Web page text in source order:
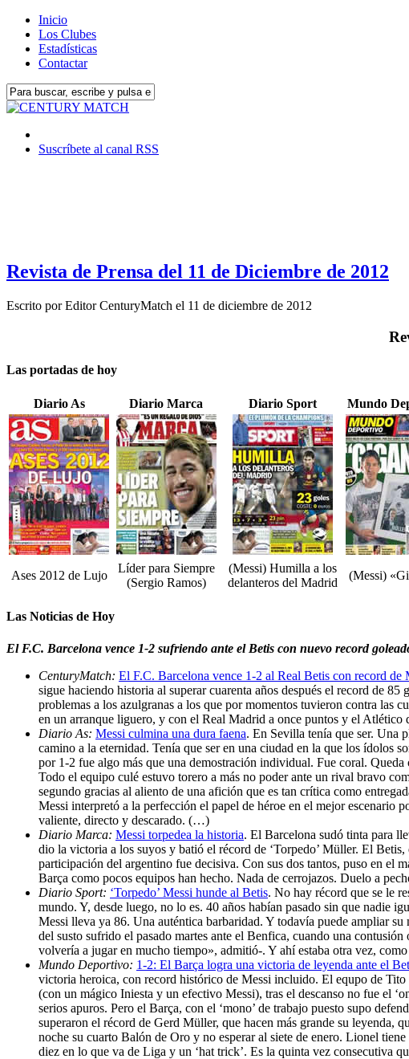
Inicio
Los Clubes
Estadísticas
Contactar
Suscríbete al canal RSS
Revista de Prensa del 11 de Diciembre de 2012
Escrito porEditor CenturyMatch el 11 de diciembre de 2012
Las portadas de hoy
Diario As Diario Marca Diario Sport Mundo
Ases 2012 de Lujo
Líder para Siempre
(Sergio Ramos)
(Messi) Humilla a los
delanteros del Madrid
(Messi)
Las Noticias de Hoy
El F.C. Barcelona vence 1-2 sufriendo ante el Betis con nuevo record
CenturyMatch: El F.C. Barcelona vence 1-2 al Real Betis con record de
sigue haciendo historia al superar cuarenta años después el record de
problemas a los azulgranas a los que por momentos tuvieron contra las
en un arranque liguero, y con el Real Madrid a once puntos y el
Diario As: Messi culmina una dura faena. En Sevilla tenía que ser. Una
camino a la eternidad. Tenía que ser en una ciudad en la que los ídolos
por 1-2 fue algo más que una demostración individual. Fue coral.
Todo el equipo culé estuvo torero a más no poder ante un rival bravo
segundo gracias al aliento de una afición que es tan crítica como
Messi interpretó a la perfección el papel de héroe en el mejor
valiente, directo y descarado. (…)
Diario Marca: Messi torpedea la historia. El Barcelona sudó tinta para
dio la victoria a los suyos y batió el récord de ‘Torpedo’ Müller. El
participación del argentino fue decisiva. Con sus dos tantos, puso en el
Barça como pocos equipos han hecho. Nada de cerrojazos. Duelo a
Diario Sport: ‘Torpedo’ Messi hunde al Betis. No hay récord que se le
mundo. Y, desde luego, no lo es. 40 años habían pasado sin que nadie
Messi lleva ya 86. Una auténtica barbaridad. Y todavía puede ampliar
del susto sufrido el pasado martes ante el Benfica, cuando una
volvería a jugar en mucho tiempo», admitió-. Y ahí estaba otra vez,
Mundo Deportivo: 1-2: El Barça logra una victoria de leyenda ante el
victoria heroica, con record histórico de Messi incluido. El equpo de
(con un mágico Iniesta y un efectivo Messi), tras el descanso no fue el
serios apuros. Pero el Barça, con el ‘mono’ de trabajo puesto supo
superaron el récord de Gerd Müller, que hacen más grande su leyenda,
noche su cuarto Balón de Oro y no esperar al siete de enero. Lionel
diez en lo que va de Liga y un ‘hat trick’. Es la quinta vez consecutiva